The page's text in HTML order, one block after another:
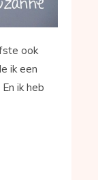
ook
ik een
ik heb